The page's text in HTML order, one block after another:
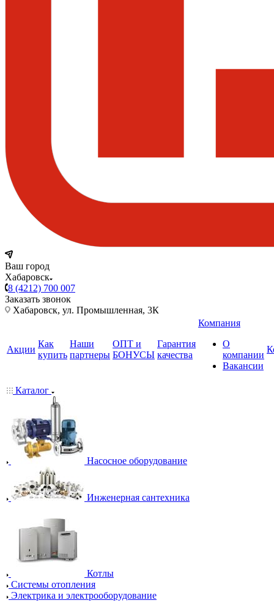
Ваш город
Хабаровск
8 (4212) 700 007
Заказать звонок
Хабаровск, ул. Промышленная, 3К
Акции
Как
купить
Наши
партнеры
ОПТ и
БОНУСЫ
Гарантия
качества
Компания
О
компании
Вакансии
Каталог
Насосное оборудование
Инженерная сантехника
Котлы
Системы отопления
Электрика и электрооборудование